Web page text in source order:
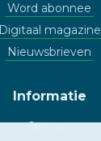
Word abonnee
Digitaal magazine
Nieuwsbrieven
Informatie
Contact